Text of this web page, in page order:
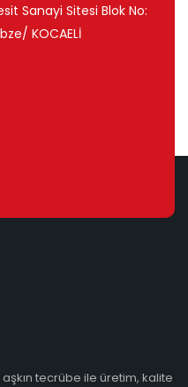
Sanayi Sitesi Blok No:
KOCAELİ
aşkın tecrübe ile üretim, kalite